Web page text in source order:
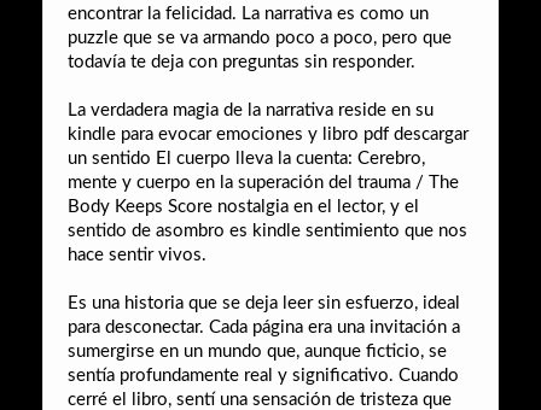
encontrar la felicidad. La narrativa es como un
puzzle que se va armando poco a poco, pero que
todavía te deja con preguntas sin responder.
La verdadera magia de la narrativa reside en su
kindle para evocar emociones y libro pdf descargar
un sentido El cuerpo lleva la cuenta: Cerebro,
mente y cuerpo en la superación del trauma / The
Body Keeps Score nostalgia en el lector, y el
sentido de asombro es kindle sentimiento que nos
hace sentir vivos.
Es una historia que se deja leer sin esfuerzo, ideal
para desconectar. Cada página era una invitación a
sumergirse en un mundo que, aunque ficticio, se
sentía profundamente real y significativo. Cuando
cerré el libro, sentí una sensación de tristeza que